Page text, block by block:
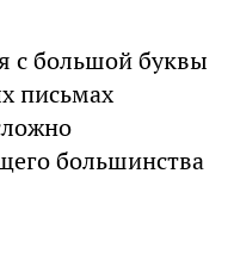
с большой буквы
письмах
большинства